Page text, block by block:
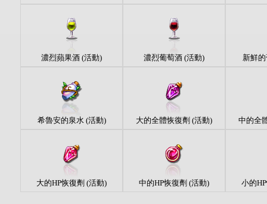
濃烈蘋果酒 (活動) 濃烈葡萄酒 (活動) 新鮮
希魯安的泉水 (活動) 大的全體恢復劑 (活動) 中的全
大的HP恢復劑 (活動) 中的HP恢復劑 (活動) 小的